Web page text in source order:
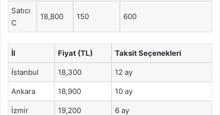
Satıcı
C
18,800 150 600
İl Fiyat (TL) Taksit Seçenekleri
İstanbul 18,300 12 ay
Ankara 18,900 10 ay
İzmir 19,200 6 ay